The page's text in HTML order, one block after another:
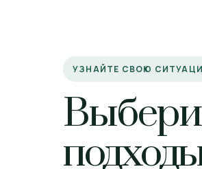
УЗНАЙТЕ СВОЮ